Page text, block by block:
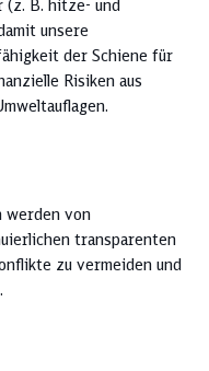
B. hitze- und
unsere
der Schiene für
Risiken aus
werden von
transparenten
zu vermeiden und